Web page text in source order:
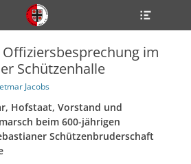
Offiziersbesprechung im
Schützenhalle
Jacobs
Hofstaat, Vorstand und
beim 600-jährigen
Schützenbruderschaft